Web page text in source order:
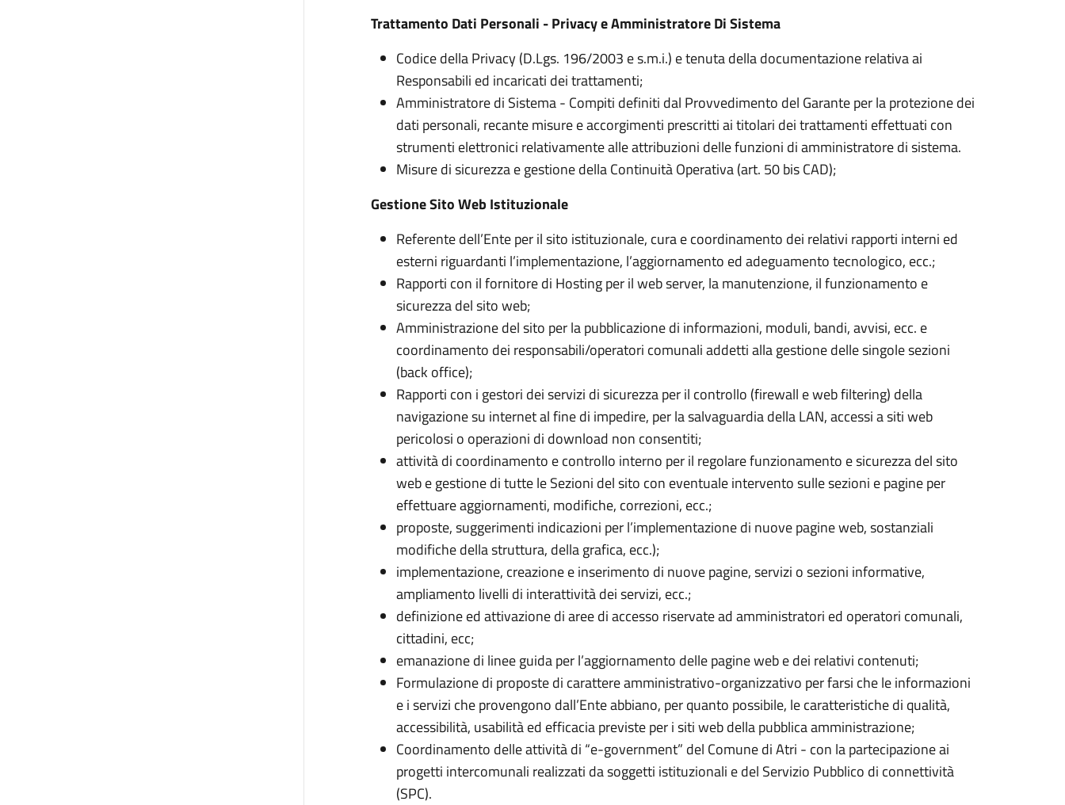
Trattamento Dati Personali - Privacy e Amministratore Di Sistema
Codice della Privacy (D.Lgs. 196/2003 e s.m.i.) e tenuta della documentazione relativa ai
Responsabili ed incaricati dei trattamenti;
Amministratore di Sistema - Compiti definiti dal Provvedimento del Garante per la protezione dei
dati personali, recante misure e accorgimenti prescritti ai titolari dei trattamenti effettuati con
strumenti elettronici relativamente alle attribuzioni delle funzioni di amministratore di sistema.
Misure di sicurezza e gestione della Continuità Operativa (art. 50 bis CAD);
Gestione Sito Web Istituzionale
Referente dell’Ente per il sito istituzionale, cura e coordinamento dei relativi rapporti interni ed
esterni riguardanti l’implementazione, l’aggiornamento ed adeguamento tecnologico, ecc.;
Rapporti con il fornitore di Hosting per il web server, la manutenzione, il funzionamento e
sicurezza del sito web;
Amministrazione del sito per la pubblicazione di informazioni, moduli, bandi, avvisi, ecc. e
coordinamento dei responsabili/operatori comunali addetti alla gestione delle singole sezioni
(back office);
Rapporti con i gestori dei servizi di sicurezza per il controllo (firewall e web filtering) della
navigazione su internet al fine di impedire, per la salvaguardia della LAN, accessi a siti web
pericolosi o operazioni di download non consentiti;
attività di coordinamento e controllo interno per il regolare funzionamento e sicurezza del sito
web e gestione di tutte le Sezioni del sito con eventuale intervento sulle sezioni e pagine per
effettuare aggiornamenti, modifiche, correzioni, ecc.;
proposte, suggerimenti indicazioni per l’implementazione di nuove pagine web, sostanziali
modifiche della struttura, della grafica, ecc.);
implementazione, creazione e inserimento di nuove pagine, servizi o sezioni informative,
ampliamento livelli di interattività dei servizi, ecc.;
definizione ed attivazione di aree di accesso riservate ad amministratori ed operatori comunali,
cittadini, ecc;
emanazione di linee guida per l’aggiornamento delle pagine web e dei relativi contenuti;
Formulazione di proposte di carattere amministrativo-organizzativo per farsi che le informazioni
e i servizi che provengono dall’Ente abbiano, per quanto possibile, le caratteristiche di qualità,
accessibilità, usabilità ed efficacia previste per i siti web della pubblica amministrazione;
Coordinamento delle attività di “e-government” del Comune di Atri - con la partecipazione ai
progetti intercomunali realizzati da soggetti istituzionali e del Servizio Pubblico di connettività
(SPC).